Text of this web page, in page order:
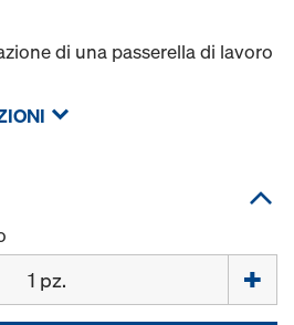
di una passerella di lavoro